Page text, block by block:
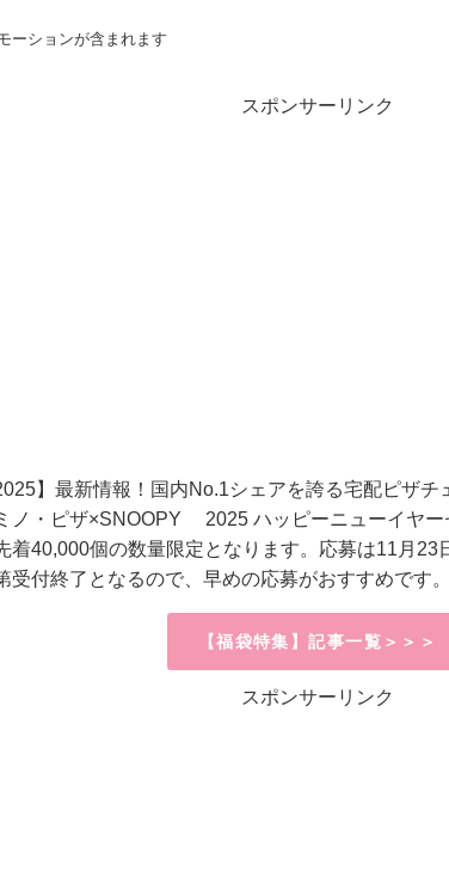
ーションが含まれます
スポンサーリンク
】最新情報！ 国内No.1シェアを誇る宅配ピザ
ノ・ピザ×SNOOPY™ 2025 ハッピーニューイヤ
着40,000個の数量限定となります。応募は11月
受付終了となるので、早めの応募がおすすめです。
【福袋特集】記事一覧＞＞＞
スポンサーリンク